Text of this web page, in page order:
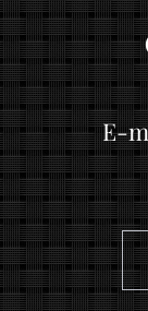
E-